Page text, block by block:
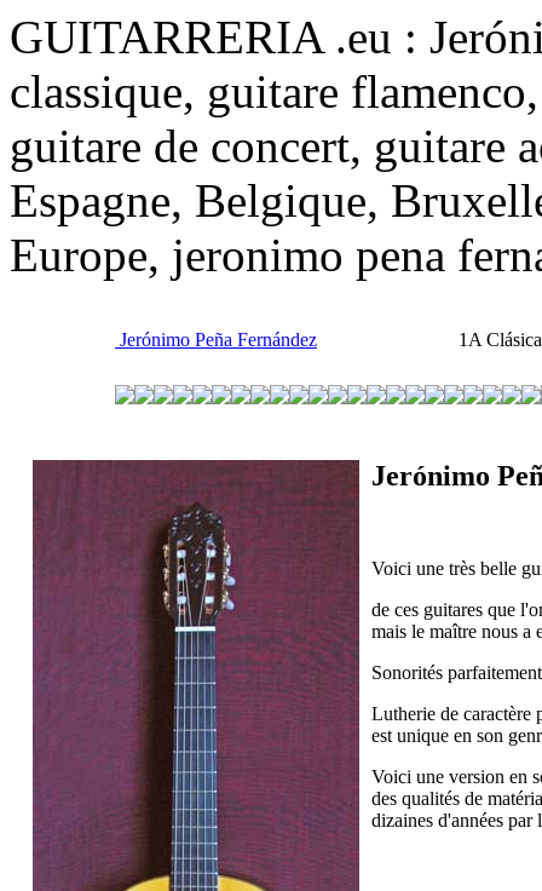
GUITARRERIA .eu :
classique, guitare
guitare de concert, guitare
Espagne, Belgique,
Europe, jeronimo pena
Jerónimo Peña Fernández 1A
Jerónimo
Voici une très belle
de ces guitares que
mais le maître nous a
Sonorités
Lutherie de caractère
est unique en son
Voici une version en
des qualités de
dizaines d'années par